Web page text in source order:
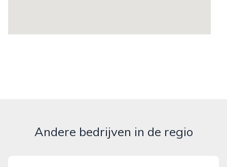
Andere bedrijven in de regio